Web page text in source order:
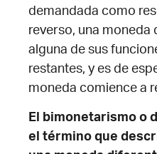
demandada como
reverso, una moneda
alguna de sus
restantes, y es de
moneda comience a
El bimonetarismo o
el término que